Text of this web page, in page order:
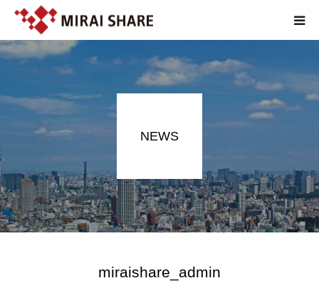
NEWS
miraishare_admin
NEWS
TECHNOLOGY
SERVICE
REPORT
ABOUT